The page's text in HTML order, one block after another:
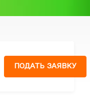
ПОДАТЬ ЗАЯВКУ